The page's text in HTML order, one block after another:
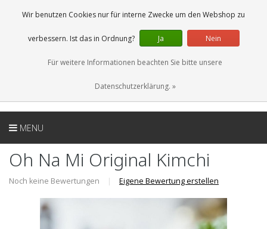
0 Artikel
DE
MENU
Oh Na Mi Original Kimchi
Noch keine Bewertungen | Eigene Bewertung erstellen
Wir benutzen Cookies nur für interne Zwecke um den Webshop zu
verbessern. Ist das in Ordnung? Ja Nein
Für weitere Informationen beachten Sie bitte unsere
Datenschutzerklärung. »